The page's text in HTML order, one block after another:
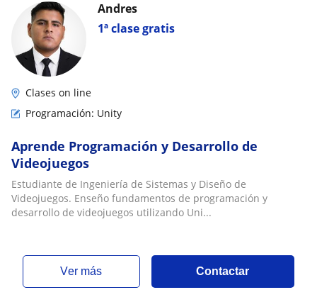
1ª clase gratis
Andres
Clases on line
Programación: Unity
Aprende Programación y Desarrollo de
Videojuegos
Estudiante de Ingeniería de Sistemas y Diseño de
Videojuegos. Enseño fundamentos de programación y
desarrollo de videojuegos utilizando Uni...
ver más Contactar